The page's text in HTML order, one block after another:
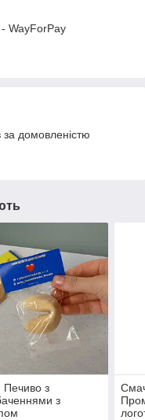
WayForPay
домовленістю
Печиво з
з